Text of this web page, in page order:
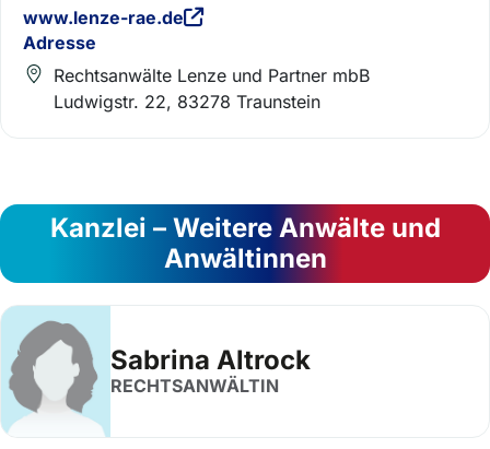
www.lenze-rae.de
Adresse
Rechtsanwälte Lenze und Partner mbB
Ludwigstr. 22, 83278 Traunstein
Kanzlei – Weitere Anwälte und
Anwältinnen
Sabrina Altrock
RECHTSANWÄLTIN